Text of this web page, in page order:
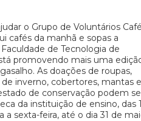
o Grupo de Voluntários Café
cafés da manhã e sopas a
de Tecnologia de
promovendo mais uma
As doações de roupas,
de inverno, cobertores, mantas e
de conservação podem
da instituição de ensino, das
a sexta-feira, até o dia 31 de